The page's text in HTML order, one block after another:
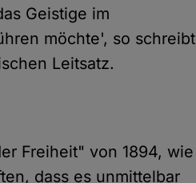
Geistige im
möchte', so schreibt
Leitsatz.
Freiheit" von 1894, wie
dass es unmittelbar